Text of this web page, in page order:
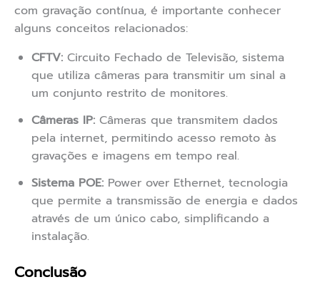
com gravação contínua, é importante conhecer
alguns conceitos relacionados:
CFTV: Circuito Fechado de Televisão, sistema
que utiliza câmeras para transmitir um sinal a
um conjunto restrito de monitores.
Câmeras IP: Câmeras que transmitem dados
pela internet, permitindo acesso remoto às
gravações e imagens em tempo real.
Sistema POE: Power over Ethernet, tecnologia
que permite a transmissão de energia e dados
através de um único cabo, simplificando a
instalação.
Conclusão